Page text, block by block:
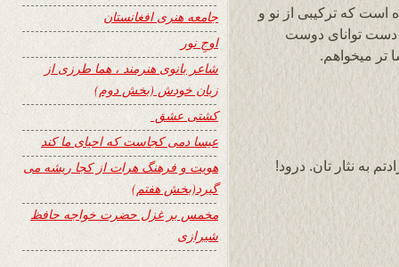
است كه تركيبى از نو و
. دست تواناى دوست
تر ميخواهم.
به نثار تان. درود!
جامعه هنری افغانستان
اوجِ نور
شاعر بانوی هنرمند ، هما طرزی از
زبان خودش (بخش دوم)
کشتی عشق
عیسا دمی کجاست که احیای ما کند
هویت و فرهنگ هرات از کجا ریشه می
گیرد(بخش هفتم)
مخمس بر غزل حضرت خواجه حافظ
شیرازی